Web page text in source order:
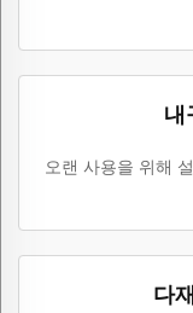
내
오랜 사용을 위해
다